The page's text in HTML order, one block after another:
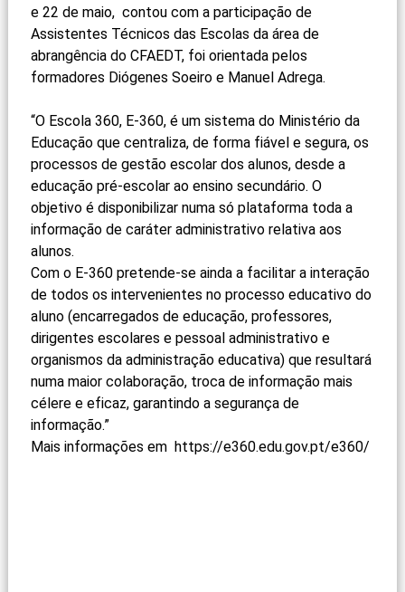
e 22 de maio, contou com a participação de
Assistentes Técnicos das Escolas da área de
abrangência do CFAEDT, foi orientada pelos
formadores Diógenes Soeiro e Manuel Adrega.
“O Escola 360, E-360, é um sistema do Ministério da
Educação que centraliza, de forma fiável e segura, os
processos de gestão escolar dos alunos, desde a
educação pré-escolar ao ensino secundário. O
objetivo é disponibilizar numa só plataforma toda a
informação de caráter administrativo relativa aos
alunos.
Com o E-360 pretende-se ainda a facilitar a interação
de todos os intervenientes no processo educativo do
aluno (encarregados de educação, professores,
dirigentes escolares e pessoal administrativo e
organismos da administração educativa) que resultará
numa maior colaboração, troca de informação mais
célere e eficaz, garantindo a segurança de
informação.”
Mais informações em https://e360.edu.gov.pt/e360/